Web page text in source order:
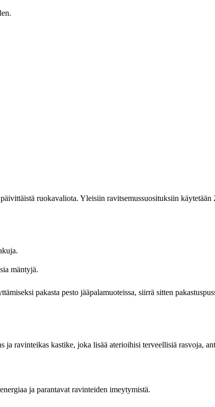
ruokavaliota. Yleisiin ravitsemussuosituksiin käytetään
mäntyjä.
pakasta pesto jääpalamuoteissa, siirrä sitten
ravinteikas kastike, joka lisää aterioihisi terveellisiä rasvoja,
ja parantavat ravinteiden imeytymistä.